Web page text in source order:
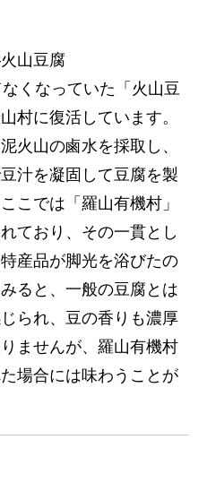
山豆腐
くなっていた「火山豆
村に復活しています。
火山の鹵水を採取し、
汁を凝固して豆腐を製
こでは「羅山有機村」
ており、その一貫とし
産品が脚光を浴びたの
ると、一般の豆腐とは
られ、豆の香りも濃厚
ませんが、羅山有機村
場合には味わうことが